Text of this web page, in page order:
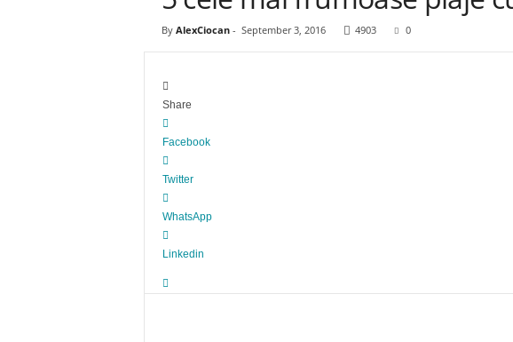
By AlexCiocan- September 3, 2016 4903 0
Share
Facebook
Twitter
WhatsApp
Linkedin